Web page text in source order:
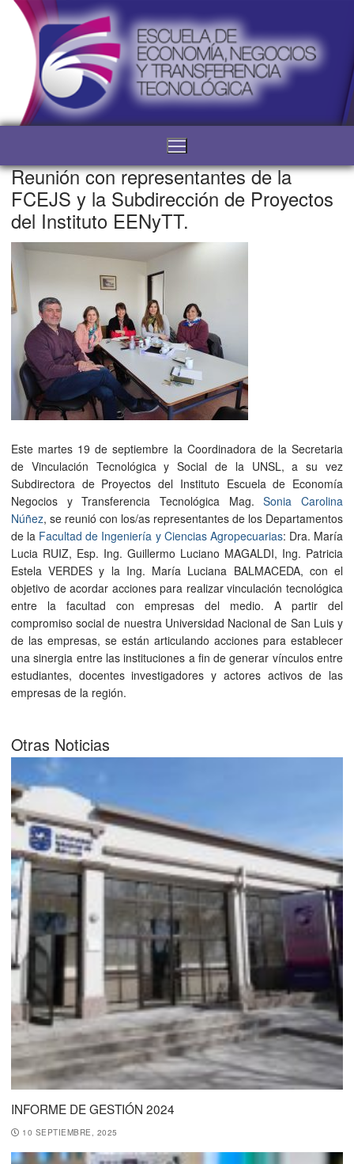
Reunión con representantes de la
FCEJS y la Subdirección de Proyectos
del Instituto EENyTT.
Este martes 19 de septiembre la Coordinadora de la Secretaria
de Vinculación Tecnológica y Social de la UNSL, a su vez
Subdirectora de Proyectos del Instituto Escuela de Economía
Negocios y Transferencia Tecnológica Mag.Sonia Carolina
Núñez, se reunió con los/as representantes de los Departamentos
de la Facultad de Ingeniería y Ciencias Agropecuarias: Dra. María
Lucia RUIZ, Esp. Ing. Guillermo Luciano MAGALDI, Ing. Patricia
Estela VERDES y la Ing. María Luciana BALMACEDA, con el
objetivo de acordar acciones para realizar vinculación tecnológica
entre la facultad con empresas del medio. A partir del
compromiso social de nuestra Universidad Nacional de San Luis y
de las empresas, se están articulando acciones para establecer
una sinergia entre las instituciones a fin de generar vínculos entre
estudiantes, docentes investigadores y actores activos de las
empresas de la región.
Otras Noticias
INFORME DE GESTIÓN 2024
10 SEPTIEMBRE, 2025